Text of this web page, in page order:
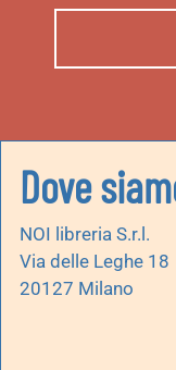
Dove
NOI libreria S.r.l.
Via delle Leghe 18
20127 Milano